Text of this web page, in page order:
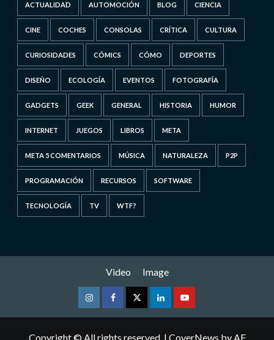
ACTUALIDAD AUTOMOCIÓN BLOG CIENCIA
CINE COCHES CONSOLAS CRÍTICA CULTURA
CURIOSIDADES CÓMICS CÓMO DEPORTES
DISEÑO ECOLOGÍA EVENTOS FOTOGRAFÍA
GADGETS GEEK GENERAL HISTORIA HUMOR
INTERNET JUEGOS LIBROS META
META 5 COMENTARIOS MÚSICA NATURALEZA P2P
PROGRAMACIÓN RECURSOS SOFTWARE
TECNOLOGÍA TV WTF?
Video Image
InstagramFacebookTwitterLinkedinYoutube
Copyright © All rights reserved. | CoverNews by AF